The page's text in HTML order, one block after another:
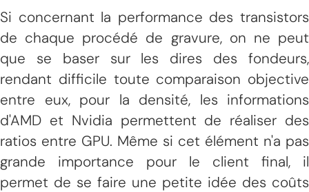
Si concernant la performance des transistors
de chaque procédé de gravure, on ne peut
que se baser sur les dires des fondeurs,
rendant difficile toute comparaison objective
entre eux, pour la densité, les informations
d'AMD et Nvidia permettent de réaliser des
ratios entre GPU. Même si cet élément n'a pas
grande importance pour le client final, il
permet de se faire une petite idée des coûts